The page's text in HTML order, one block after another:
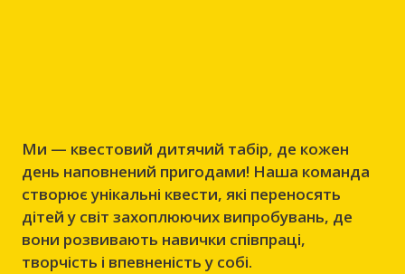
Ми — квестовий дитячий табір, де кожен
день наповнений пригодами! Наша команда
створює унікальні квести, які переносять
дітей у світ захоплюючих випробувань, де
вони розвивають навички співпраці,
творчість і впевненість у собі.